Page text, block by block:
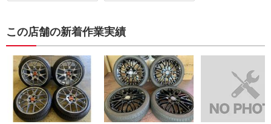
この店舗の新着作業実績